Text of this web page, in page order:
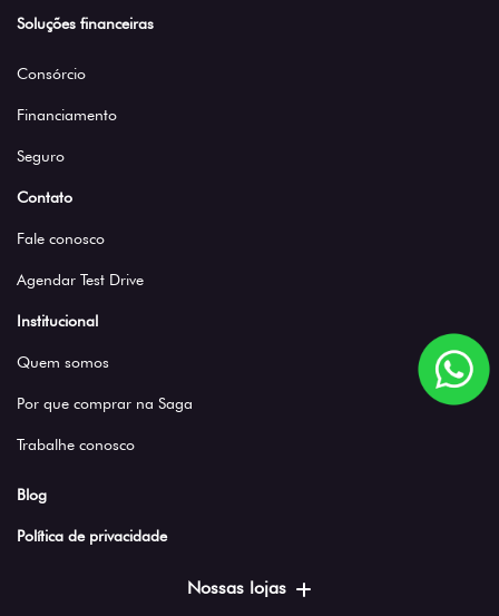
Soluções financeiras
Consórcio
Financiamento
Seguro
Contato
Fale conosco
Agendar Test Drive
Institucional
Quem somos
Por que comprar na Saga
Trabalhe conosco
Blog
Política de privacidade
Nossas lojas